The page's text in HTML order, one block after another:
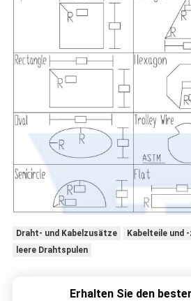
Draht- und Kabelzusätze
Kabelteile und
leere Drahtspulen
Erhalten Sie den